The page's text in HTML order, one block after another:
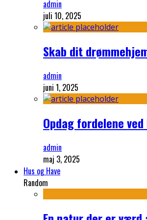
admin
juli 10, 2025
Skab dit
admin
juni 1, 2025
Opdag fordelene
admin
maj 3, 2025
Hus og Have
Random